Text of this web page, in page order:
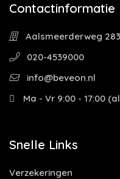
Contactinformatie
Aalsmeerderweg
020-4539000
info@beveon.nl
Ma - Vr 9:00 - 17:00
Snelle Links
Verzekeringen